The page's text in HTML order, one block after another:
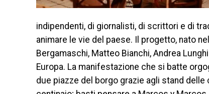
indipendenti, di giornalisti, di scrittori e di
animare le vie del paese. Il progetto, nato
Bergamaschi, Matteo Bianchi, Andrea
Europa. La manifestazione che si batte
due piazze del borgo grazie agli stand